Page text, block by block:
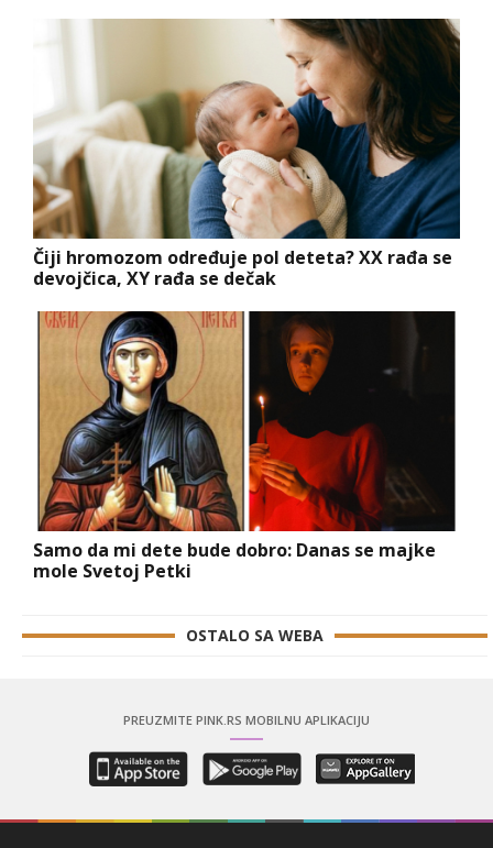
Čiji hromozom određuje pol deteta? XX rađa se
devojčica, XY rađa se dečak
Samo da mi dete bude dobro: Danas se majke
mole Svetoj Petki
OSTALO SA WEBA
PREUZMITE PINK.RS MOBILNU APLIKACIJU